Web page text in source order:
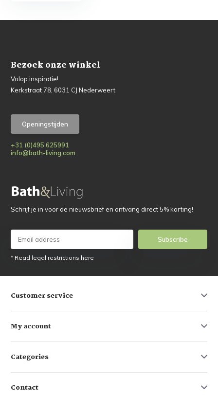
Bezoek onze winkel
Volop inspiratie!
Kerkstraat 78, 6031 CJ Nederweert
Openingstijden
+31 (0)495 625991
info@bath-living.com
Schrijf je in voor de nieuwsbrief en ontvang direct 5% korting!
Subscribe
* Read legal restrictions here
Customer service
My account
Categories
Contact